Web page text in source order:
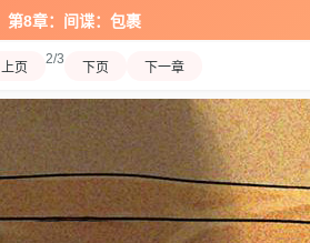
第8章：间谍：包裹
上页
2/3
下页 下一章